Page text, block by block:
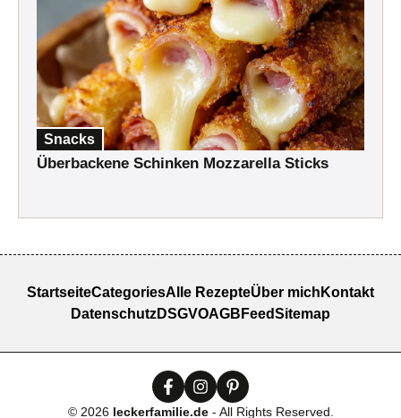
Snacks
Überbackene Schinken Mozzarella Sticks
StartseiteCategoriesAlle RezepteÜber mich Kontakt
DatenschutzDSGVOAGB FeedSitemap
© 2026 leckerfamilie.de- All Rights Reserved.